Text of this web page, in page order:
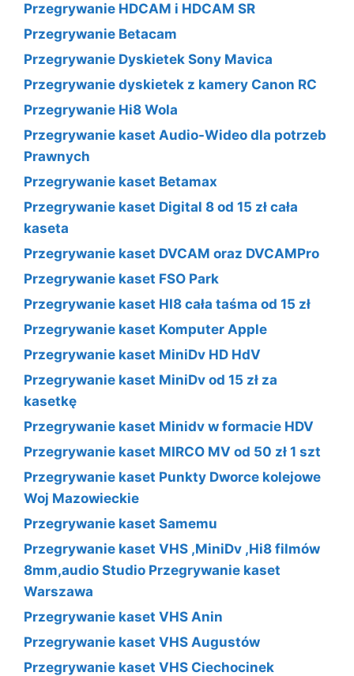
Przegrywanie HDCAM i HDCAM SR
Przegrywanie Betacam
Przegrywanie Dyskietek Sony Mavica
Przegrywanie dyskietek z kamery Canon RC
Przegrywanie Hi8 Wola
Przegrywanie kaset Audio-Wideo dla potrzeb
Prawnych
Przegrywanie kaset Betamax
Przegrywanie kaset Digital 8 od 15 zł cała
kaseta
Przegrywanie kaset DVCAM oraz DVCAMPro
Przegrywanie kaset FSO Park
Przegrywanie kaset HI8 cała taśma od 15 zł
Przegrywanie kaset Komputer Apple
Przegrywanie kaset MiniDv HD HdV
Przegrywanie kaset MiniDv od 15 zł za
kasetkę
Przegrywanie kaset Minidv w formacie HDV
Przegrywanie kaset MIRCO MV od 50 zł 1 szt
Przegrywanie kaset Punkty Dworce kolejowe
Woj Mazowieckie
Przegrywanie kaset Samemu
Przegrywanie kaset VHS ,MiniDv ,Hi8 filmów
8mm,audio Studio Przegrywanie kaset
Warszawa
Przegrywanie kaset VHS Anin
Przegrywanie kaset VHS Augustów
Przegrywanie kaset VHS Ciechocinek